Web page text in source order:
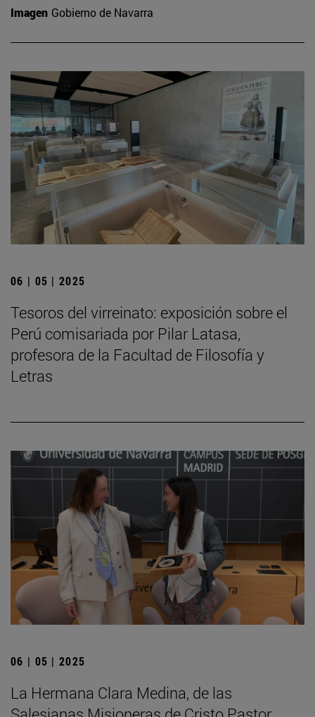
Imagen Gobierno de Navarra
06 | 05 | 2025
Tesoros del virreinato: exposición sobre el
Perú comisariada por Pilar Latasa,
profesora de la Facultad de Filosofía y
Letras
06 | 05 | 2025
La Hermana Clara Medina, de las